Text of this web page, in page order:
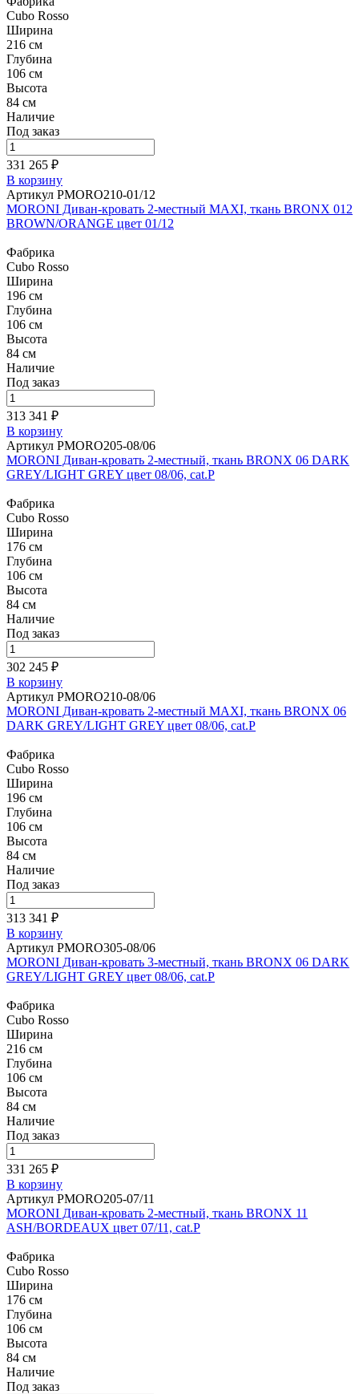
Cubo Rosso
Ширина
216 см
Глубина
106 см
Высота
84 см
Наличие
Под заказ
331 265 ₽
В корзину
Артикул PMORO210-01/12
MORONI Диван-кровать 2-местный MAXI, ткань BRONX 012
BROWN/ORANGE цвет 01/12
Фабрика
Cubo Rosso
Ширина
196 см
Глубина
106 см
Высота
84 см
Наличие
Под заказ
313 341 ₽
В корзину
Артикул PMORO205-08/06
MORONI Диван-кровать 2-местный, ткань BRONX 06 DARK
GREY/LIGHT GREY цвет 08/06, cat.P
Фабрика
Cubo Rosso
Ширина
176 см
Глубина
106 см
Высота
84 см
Наличие
Под заказ
302 245 ₽
В корзину
Артикул PMORO210-08/06
MORONI Диван-кровать 2-местный MAXI, ткань BRONX 06
DARK GREY/LIGHT GREY цвет 08/06, cat.P
Фабрика
Cubo Rosso
Ширина
196 см
Глубина
106 см
Высота
84 см
Наличие
Под заказ
313 341 ₽
В корзину
Артикул PMORO305-08/06
MORONI Диван-кровать 3-местный, ткань BRONX 06 DARK
GREY/LIGHT GREY цвет 08/06, cat.P
Фабрика
Cubo Rosso
Ширина
216 см
Глубина
106 см
Высота
84 см
Наличие
Под заказ
331 265 ₽
В корзину
Артикул PMORO205-07/11
MORONI Диван-кровать 2-местный, ткань BRONX 11
ASH/BORDEAUX цвет 07/11, cat.P
Фабрика
Cubo Rosso
Ширина
176 см
Глубина
106 см
Высота
84 см
Наличие
Под заказ